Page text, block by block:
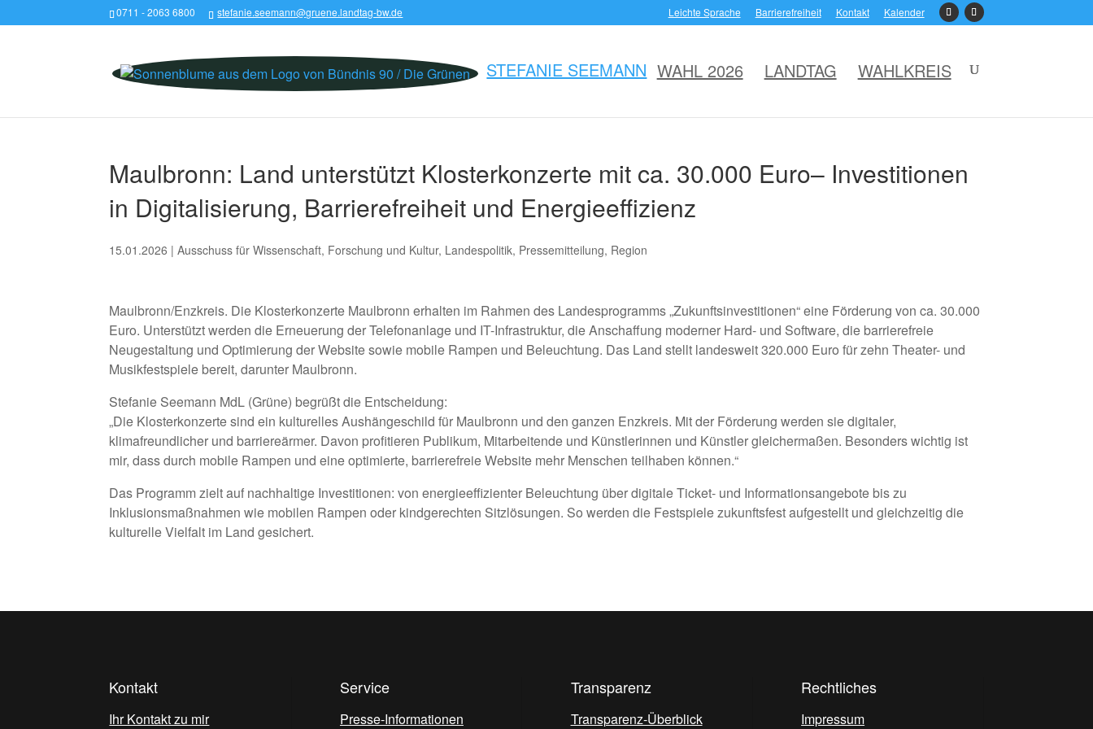
0711 - 2063 6800 stefanie.seemann@gruene.landtag-bw.de Leichte Sprache Barrierefreiheit Kontakt Kalender
STEFANIE SEEMANN WAHL 2026 LANDTAG WAHLKREIS
Maulbronn: Land unterstützt Klosterkonzerte mit ca. 30.000 Euro– Investitionen
in Digitalisierung, Barrierefreiheit und Energieeffizienz
15.01.2026 |Ausschuss für Wissenschaft, Forschung und Kultur, Landespolitik, Pressemitteilung, Region
Maulbronn/Enzkreis. Die Klosterkonzerte Maulbronn erhalten im Rahmen des Landesprogramms „Zukunftsinvestitionen“ eine Förderung von ca. 30.000
Euro. Unterstützt werden die Erneuerung der Telefonanlage und IT-Infrastruktur, die Anschaffung moderner Hard- und Software, die barrierefreie
Neugestaltung und Optimierung der Website sowie mobile Rampen und Beleuchtung. Das Land stellt landesweit 320.000 Euro für zehn Theater- und
Musikfestspiele bereit, darunter Maulbronn.
Stefanie Seemann MdL (Grüne) begrüßt die Entscheidung:
„Die Klosterkonzerte sind ein kulturelles Aushängeschild für Maulbronn und den ganzen Enzkreis. Mit der Förderung werden sie digitaler,
klimafreundlicher und barriereärmer. Davon profitieren Publikum, Mitarbeitende und Künstlerinnen und Künstler gleichermaßen. Besonders wichtig ist
mir, dass durch mobile Rampen und eine optimierte, barrierefreie Website mehr Menschen teilhaben können.“
Das Programm zielt auf nachhaltige Investitionen: von energieeffizienter Beleuchtung über digitale Ticket- und Informationsangebote bis zu
Inklusionsmaßnahmen wie mobilen Rampen oder kindgerechten Sitzlösungen. So werden die Festspiele zukunftsfest aufgestellt und gleichzeitig die
kulturelle Vielfalt im Land gesichert.
Kontakt
Ihr Kontakt zu mir
Service
Presse-Informationen
Transparenz
Transparenz-Überblick
Rechtliches
Impressum